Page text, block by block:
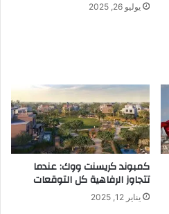
يوليو 26, 2025
كمبوند كريسنت ووك: عندما
تتجاوز الرفاهية كل التوقعات
يناير 12, 2025